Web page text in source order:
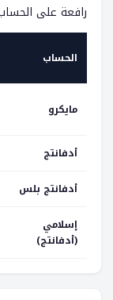
رافعة على
الحساب
مايكرو
أدفانتج
أدفانتج بلس
إسلامي
(أدفانتج)